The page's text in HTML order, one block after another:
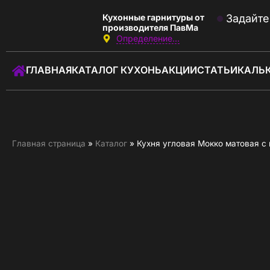
Кухонные гарнитуры от
производителя ПавМа
Определение...
ГЛАВНАЯКАТАЛОГ КУХОНЬАКЦИИСТАТЬИ
Главная страница » Каталог » Кухня угловая Мокко матовая
Звоните:с 09:00 до 18:00